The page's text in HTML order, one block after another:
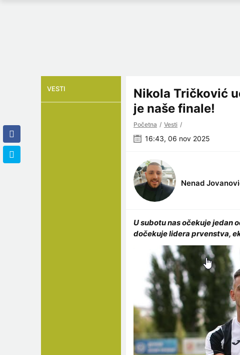
Nikola Tričković
je naše finale!
Početna Vesti
16:43, 06 nov 2025
Nenad
U subotu nas očekuje jedan
dočekuje lidera prvenstva,
VESTI